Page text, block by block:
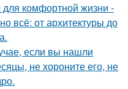
комфортной жизни -
всё: от архитектуры до
если вы нашли
не хороните его, не